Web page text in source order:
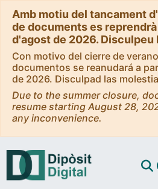
Amb motiu del tancament
de documents es
d'agost de 2026. Disculpeu
Con motivo del cierre de
documentos se reanudará a
de 2026. Disculpad las
Due to the summer closure,
resume starting August 28,
any inconvenience.